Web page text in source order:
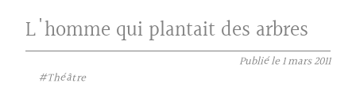
L'homme qui plantait des arbres
Publié le1 mars 2011
#Théâtre